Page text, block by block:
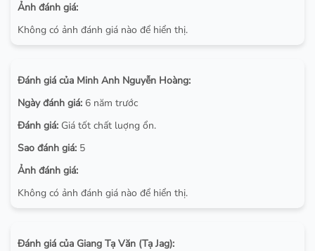
Ảnh đánh giá:
Không có ảnh đánh giá nào để hiển thị.
Đánh giá của Minh Anh Nguyễn Hoàng:
Ngày đánh giá: 6 năm trước
Đánh giá: Giá tốt chất luợng ổn.
Sao đánh giá: 5
Ảnh đánh giá:
Không có ảnh đánh giá nào để hiển thị.
Đánh giá của Giang Tạ Văn (Tạ Jag):